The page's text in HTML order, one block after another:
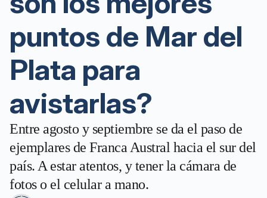
puntos de Mar del
Plata para
avistarlas?
Entre agosto y septiembre se da el paso de
ejemplares de Franca Austral hacia el sur del
país. A estar atentos, y tener la cámara de
fotos o el celular a mano.